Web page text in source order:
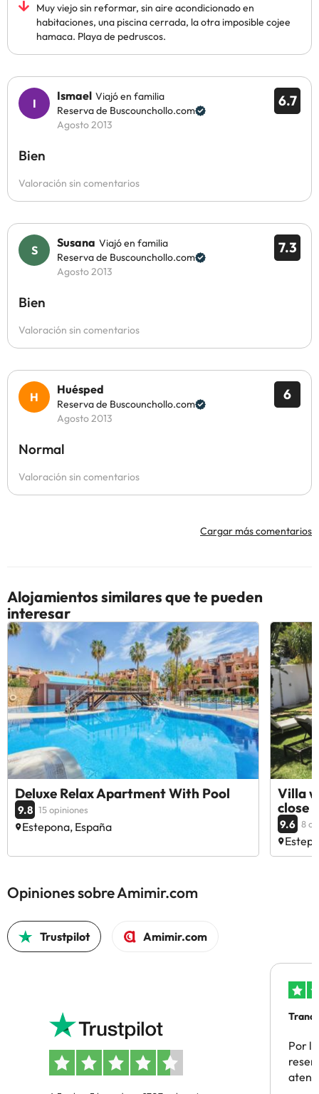
Muy viejo sin reformar, sin aire acondicionado en
habitaciones, una piscina cerrada, la otra imposible cojee
hamaca. Playa de pedruscos.
6.7
Ismael Viajó en familia
Reserva de Buscounchollo.com
Agosto 2013
Bien
Valoración sin comentarios
7.3
Susana Viajó en familia
Reserva de Buscounchollo.com
Agosto 2013
Bien
Valoración sin comentarios
6
Huésped
Reserva de Buscounchollo.com
Agosto 2013
Normal
Valoración sin comentarios
Cargar más comentarios
Alojamientos similares que te pueden
interesar
Deluxe Relax Apartment With Pool
9.8 15 opiniones
Estepona, España
Villa
close
9.6 8
Opiniones sobre Amimir.com
Trustpilot Amimir.com
Por